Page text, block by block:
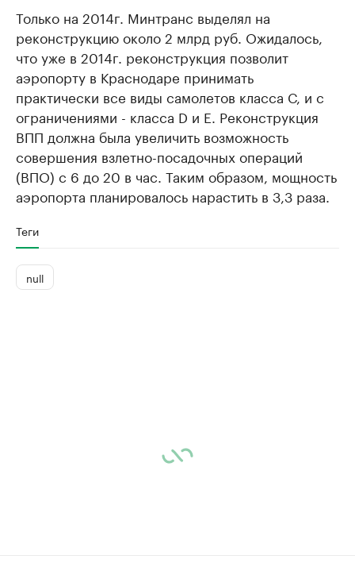
Только на 2014г. Минтранс выделял на
реконструкцию около 2 млрд руб. Ожидалось,
что уже в 2014г. реконструкция позволит
аэропорту в Краснодаре принимать
практически все виды самолетов класса С, и с
ограничениями - класса D и Е. Реконструкция
ВПП должна была увеличить возможность
совершения взлетно-посадочных операций
(ВПО) с 6 до 20 в час. Таким образом, мощность
аэропорта планировалось нарастить в 3,3 раза.
Теги
null